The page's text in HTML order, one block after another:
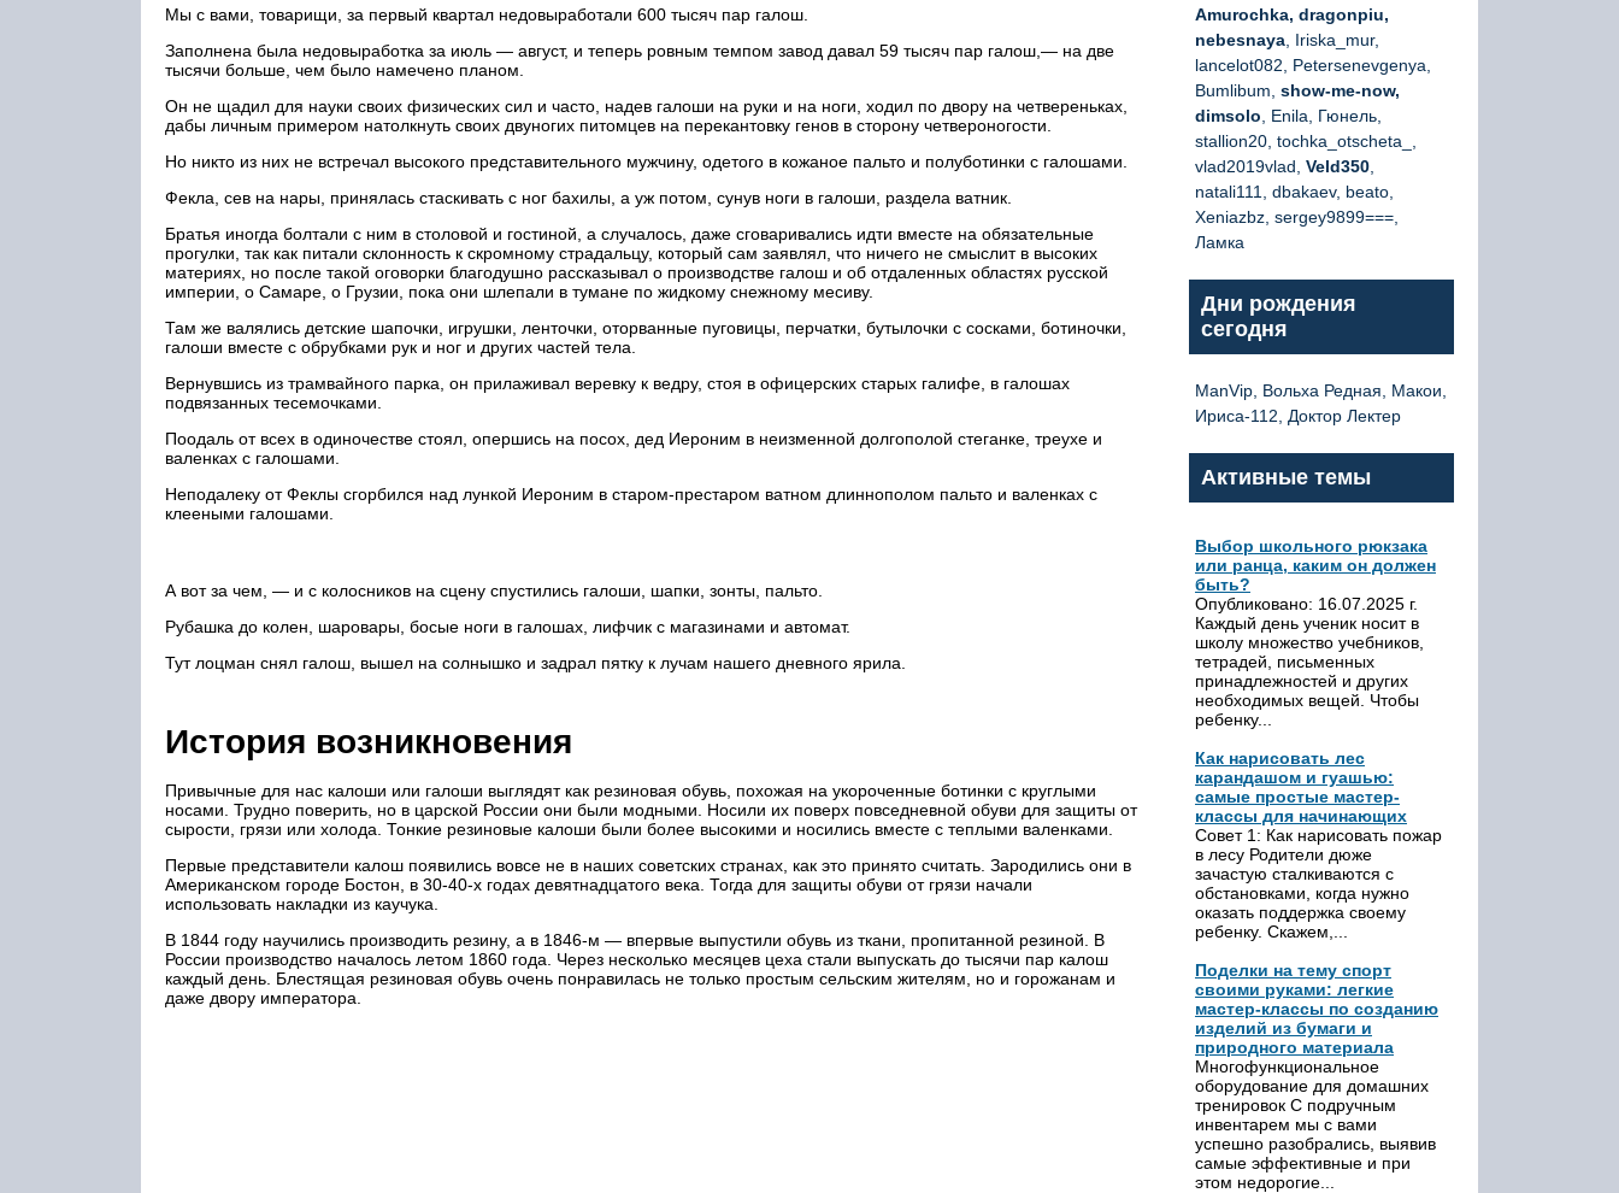
Мы с вами, товарищи, за первый квартал недовыработали 600 тысяч пар галош.
Заполнена была недовыработка за июль — август, и теперь ровным темпом завод давал 59 тысяч пар галош,— на две
тысячи больше, чем было намечено планом.
Он не щадил для науки своих физических сил и часто, надев галоши на руки и на ноги, ходил по двору на четвереньках,
дабы личным примером натолкнуть своих двуногих питомцев на перекантовку генов в сторону четвероногости.
Но никто из них не встречал высокого представительного мужчину, одетого в кожаное пальто и полуботинки с галошами.
Фекла, сев на нары, принялась стаскивать с ног бахилы, а уж потом, сунув ноги в галоши, раздела ватник.
Братья иногда болтали с ним в столовой и гостиной, а случалось, даже сговаривались идти вместе на обязательные
прогулки, так как питали склонность к скромному страдальцу, который сам заявлял, что ничего не смыслит в высоких
материях, но после такой оговорки благодушно рассказывал о производстве галош и об отдаленных областях русской
империи, о Самаре, о Грузии, пока они шлепали в тумане по жидкому снежному месиву.
Там же валялись детские шапочки, игрушки, ленточки, оторванные пуговицы, перчатки, бутылочки с сосками, ботиночки,
галоши вместе с обрубками рук и ног и других частей тела.
Вернувшись из трамвайного парка, он прилаживал веревку к ведру, стоя в офицерских старых галифе, в галошах
подвязанных тесемочками.
Поодаль от всех в одиночестве стоял, опершись на посох, дед Иероним в неизменной долгополой стеганке, треухе и
валенках с галошами.
Неподалеку от Феклы сгорбился над лункой Иероним в старом-престаром ватном длиннополом пальто и валенках с
клееными галошами.
А вот за чем, — и с колосников на сцену спустились галоши, шапки, зонты, пальто.
Рубашка до колен, шаровары, босые ноги в галошах, лифчик с магазинами и автомат.
Тут лоцман снял галош, вышел на солнышко и задрал пятку к лучам нашего дневного ярила.
История возникновения
Привычные для нас калоши или галоши выглядят как резиновая обувь, похожая на укороченные ботинки с круглыми
носами. Трудно поверить, но в царской России они были модными. Носили их поверх повседневной обуви для защиты от
сырости, грязи или холода. Тонкие резиновые калоши были более высокими и носились вместе с теплыми валенками.
Первые представители калош появились вовсе не в наших советских странах, как это принято считать. Зародились они в
Американском городе Бостон, в 30-40-х годах девятнадцатого века. Тогда для защиты обуви от грязи начали
использовать накладки из каучука.
В 1844 году научились производить резину, а в 1846-м — впервые выпустили обувь из ткани, пропитанной резиной. В
России производство началось летом 1860 года. Через несколько месяцев цеха стали выпускать до тысячи пар калош
каждый день. Блестящая резиновая обувь очень понравилась не только простым сельским жителям, но и горожанам и
даже двору императора.
Amurochka, dragonpiu,
nebesnaya , Iriska_mur,
lancelot082, Petersenevgenya,
Bumlibum, show-me-now,
dimsolo , Enila, Гюнель,
stallion20, tochka_otscheta_,
vlad2019vlad, Veld350
natali111, dbakaev, beato,
Xeniazbz, sergey9899===,
Ламка
Дни рождения
сегодня
ManVip, Вольха Редная, Макои,
Ириса-112, Доктор Лектер
Активные темы
Выбор школьного рюкзака
или ранца, каким он должен
быть?
Опубликовано: 16.07.2025 г.
Каждый день ученик носит в
школу множество учебников,
тетрадей, письменных
принадлежностей и других
необходимых вещей. Чтобы
ребенку...
Как нарисовать лес
карандашом и гуашью:
самые простые мастер-
классы для начинающих
Совет 1: Как нарисовать пожар
в лесу Родители дюже
зачастую сталкиваются с
обстановками, когда нужно
оказать поддержка своему
ребенку. Скажем,...
Поделки на тему спорт
своими руками: легкие
мастер-классы по созданию
изделий из бумаги и
природного материала
Многофункциональное
оборудование для домашних
тренировок С подручным
инвентарем мы с вами
успешно разобрались, выявив
самые эффективные и при
этом недорогие...